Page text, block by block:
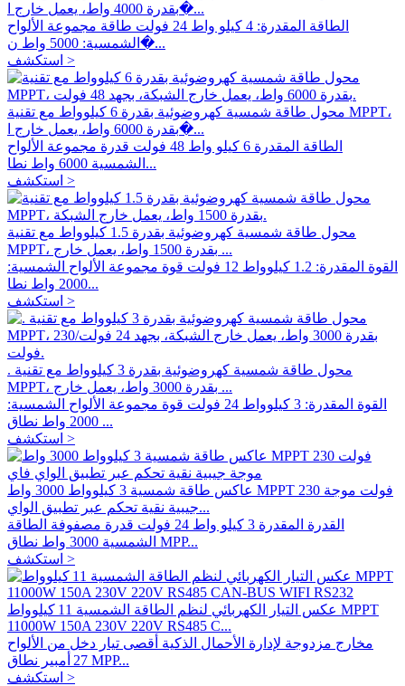
بقدرة 4000 واط، يعمل خارج ا�...
الطاقة المقدرة: 4 كيلو واط 24 فولت طاقة مجموعة الألواح
الشمسية: 5000 واط ن�...
استكشف >
محول طاقة شمسية كهروضوئية بقدرة 6 كيلوواط مع تقنية MPPT،
بقدرة 6000 واط، يعمل خارج ا�...
الطاقة المقدرة 6 كيلو واط 48 فولت قدرة مجموعة الألواح
الشمسية 6000 واط نطا...
استكشف >
محول طاقة شمسية كهروضوئية بقدرة 1.5 كيلوواط مع تقنية
MPPT، بقدرة 1500 واط، يعمل خارج ...
القوة المقدرة: 1.2 كيلوواط 12 فولت قوة مجموعة الألواح الشمسية:
2000 واط نطا...
استكشف >
. محول طاقة شمسية كهروضوئية بقدرة 3 كيلوواط مع تقنية
MPPT، بقدرة 3000 واط، يعمل خارج ...
القوة المقدرة: 3 كيلوواط 24 فولت قوة مجموعة الألواح الشمسية:
2000 واط نطاق ...
استكشف >
عاكس طاقة شمسية 3 كيلوواط 3000 واط MPPT 230 فولت موجة
جيبية نقية تحكم عبر تطبيق الواي...
القدرة المقدرة 3 كيلو واط 24 فولت قدرة مصفوفة الطاقة
الشمسية 3000 واط نطاق MPP...
استكشف >
عكس التيار الكهربائي لنظم الطاقة الشمسية 11 كيلوواط MPPT
11000W 150A 230V 220V RS485 C...
مخارج مزدوجة لإدارة الأحمال الذكية أقصى تيار دخل من الألواح
27 أمبير نطاق MPP...
استكشف >